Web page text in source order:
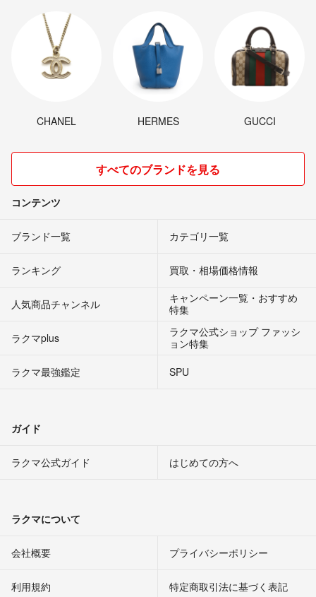
CHANEL HERMES GUCCI
すべてのブランドを見る
コンテンツ
ブランド一覧 カテゴリ一覧
ランキング 買取・相場価格情報
人気商品チャンネル
キャンペーン一覧・おすすめ
特集
ラクマplus
ラクマ公式ショップ ファッシ
ョン特集
ラクマ最強鑑定
SPU
ガイド
ラクマ公式ガイド はじめての方へ
ラクマについて
会社概要 プライバシーポリシー
利用規約 特定商取引法に基づく表記